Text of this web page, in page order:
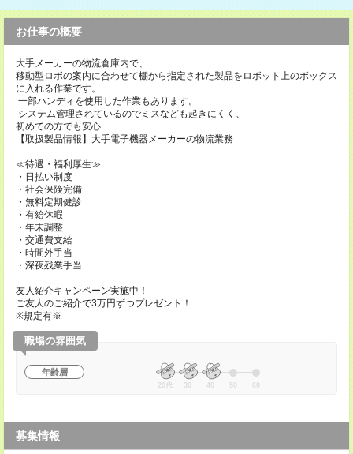
お仕事の概要
大手メーカーの物流倉庫内で、
移動型ロボの案内に合わせて棚から指定された製品をロボット上のボックス
に入れる作業です。
一部ハンディを使用した作業もあります。
システム管理されているのでミスなども起きにくく、
初めての方でも安心
【取扱製品情報】大手電子機器メーカーの物流業務
≪待遇・福利厚生≫
・日払い制度
・社会保険完備
・無料定期健診
・有給休暇
・年末調整
・交通費支給
・時間外手当
・深夜残業手当
友人紹介キャンペーン実施中！
ご友人のご紹介で3万円ずつプレゼント！
※規定有※
職場の雰囲気
年齢層
20代 30 40 50 60
募集情報